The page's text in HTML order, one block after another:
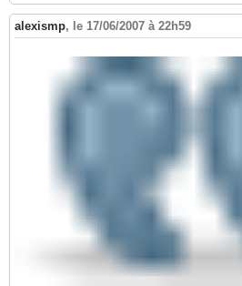
alexismp, le 17/06/2007 à 22h59